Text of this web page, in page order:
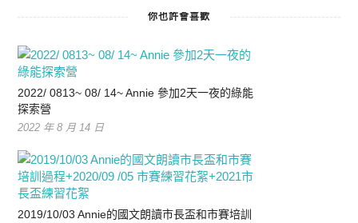
你也許會喜歡
2022/ 0813~ 08/ 14~ Annie 參加2天一夜的綠能
探索營
2022 年 8 月 14 日
2019/10/03 Annie的國文朗讀市長盃和市賽培訓